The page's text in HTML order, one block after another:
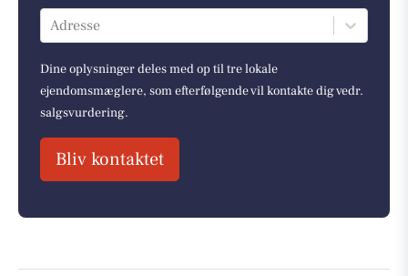
Adresse
Dine oplysninger deles med op til tre lokale
ejendomsmæglere, som efterfølgende vil kontakte dig vedr.
salgsvurdering.
Bliv kontaktet